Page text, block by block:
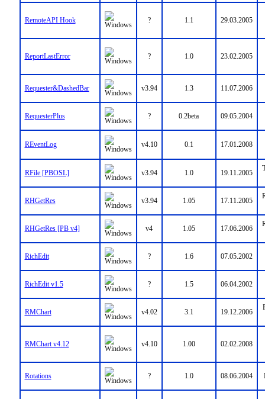
RemoteAPI Hook ? 1.1 29.03.2005
ReportLastError ? 1.0 23.02.2005
Requester&DashedBar v3.94 1.3 11.07.2006
RequesterPlus ? 0.2beta 09.05.2004
REventLog v4.10 0.1 17.01.2008
RFile [PBOSL] v3.94 1.0 19.11.2005
RHGetRes v3.94 1.05 17.11.2005
RHGetRes [PB v4] v4 1.05 17.06.2006
RichEdit ? 1.6 07.05.2002
RichEdit v1.5 ? 1.5 06.04.2002
RMChart v4.02 3.1 19.12.2006
RMChart v4.12 v4.10 1.00 02.02.2008
Rotations ? 1.0 08.06.2004